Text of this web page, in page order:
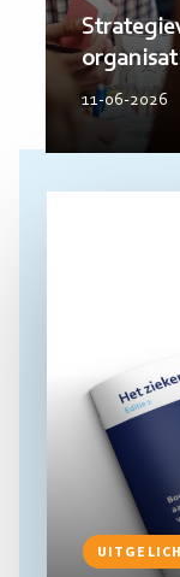
11-06-2026